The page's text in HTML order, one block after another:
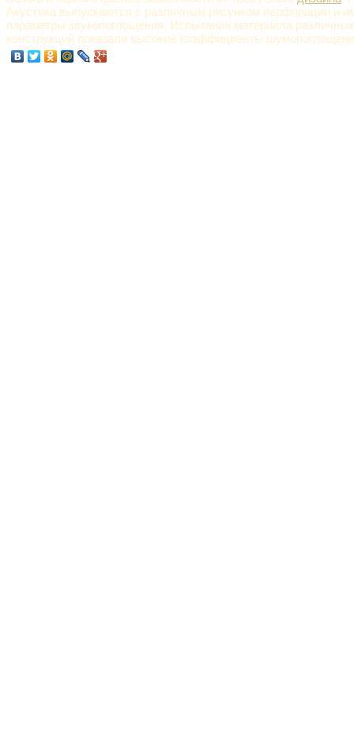
Акустика выпускаются с различным рисунком перфорации и
параметры звукопоглощения. Испытания материала
конструкций показали высокие коэффициенты